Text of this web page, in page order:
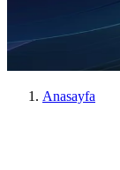
Anasayfa